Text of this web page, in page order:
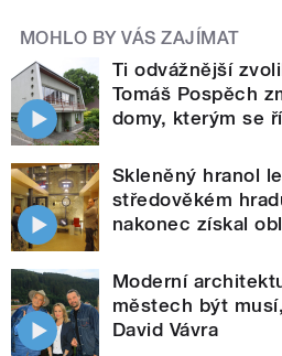
MOHLO BY VÁS ZAJÍMAT
Ti odvážnější
Tomáš Pospěch
domy, kterým se
Skleněný hranol
středověkém
nakonec získal
Moderní
městech být
David Vávra